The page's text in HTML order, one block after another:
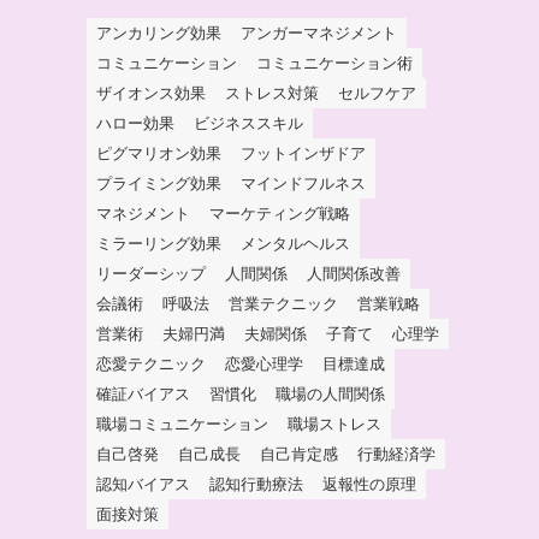
アンカリング効果
アンガーマネジメント
コミュニケーション
コミュニケーション術
ザイオンス効果
ストレス対策
セルフケア
ハロー効果
ビジネススキル
ピグマリオン効果
フットインザドア
プライミング効果
マインドフルネス
マネジメント
マーケティング戦略
ミラーリング効果
メンタルヘルス
リーダーシップ
人間関係
人間関係改善
会議術
呼吸法 営業テクニック
営業戦略
営業術
夫婦円満 夫婦関係 子育て
心理学
恋愛テクニック
恋愛心理学
目標達成
確証バイアス
習慣化
職場の人間関係
職場コミュニケーション
職場ストレス
自己啓発
自己成長 自己肯定感
行動経済学
認知バイアス
認知行動療法
返報性の原理
面接対策